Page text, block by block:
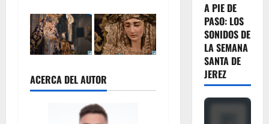
ACERCA DEL AUTOR
A PIE DE
PASO: LOS
SONIDOS DE
LA SEMANA
SANTA DE
JEREZ